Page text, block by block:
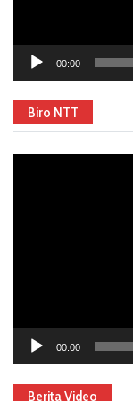
00:00
Biro NTT
00:00
Berita Video